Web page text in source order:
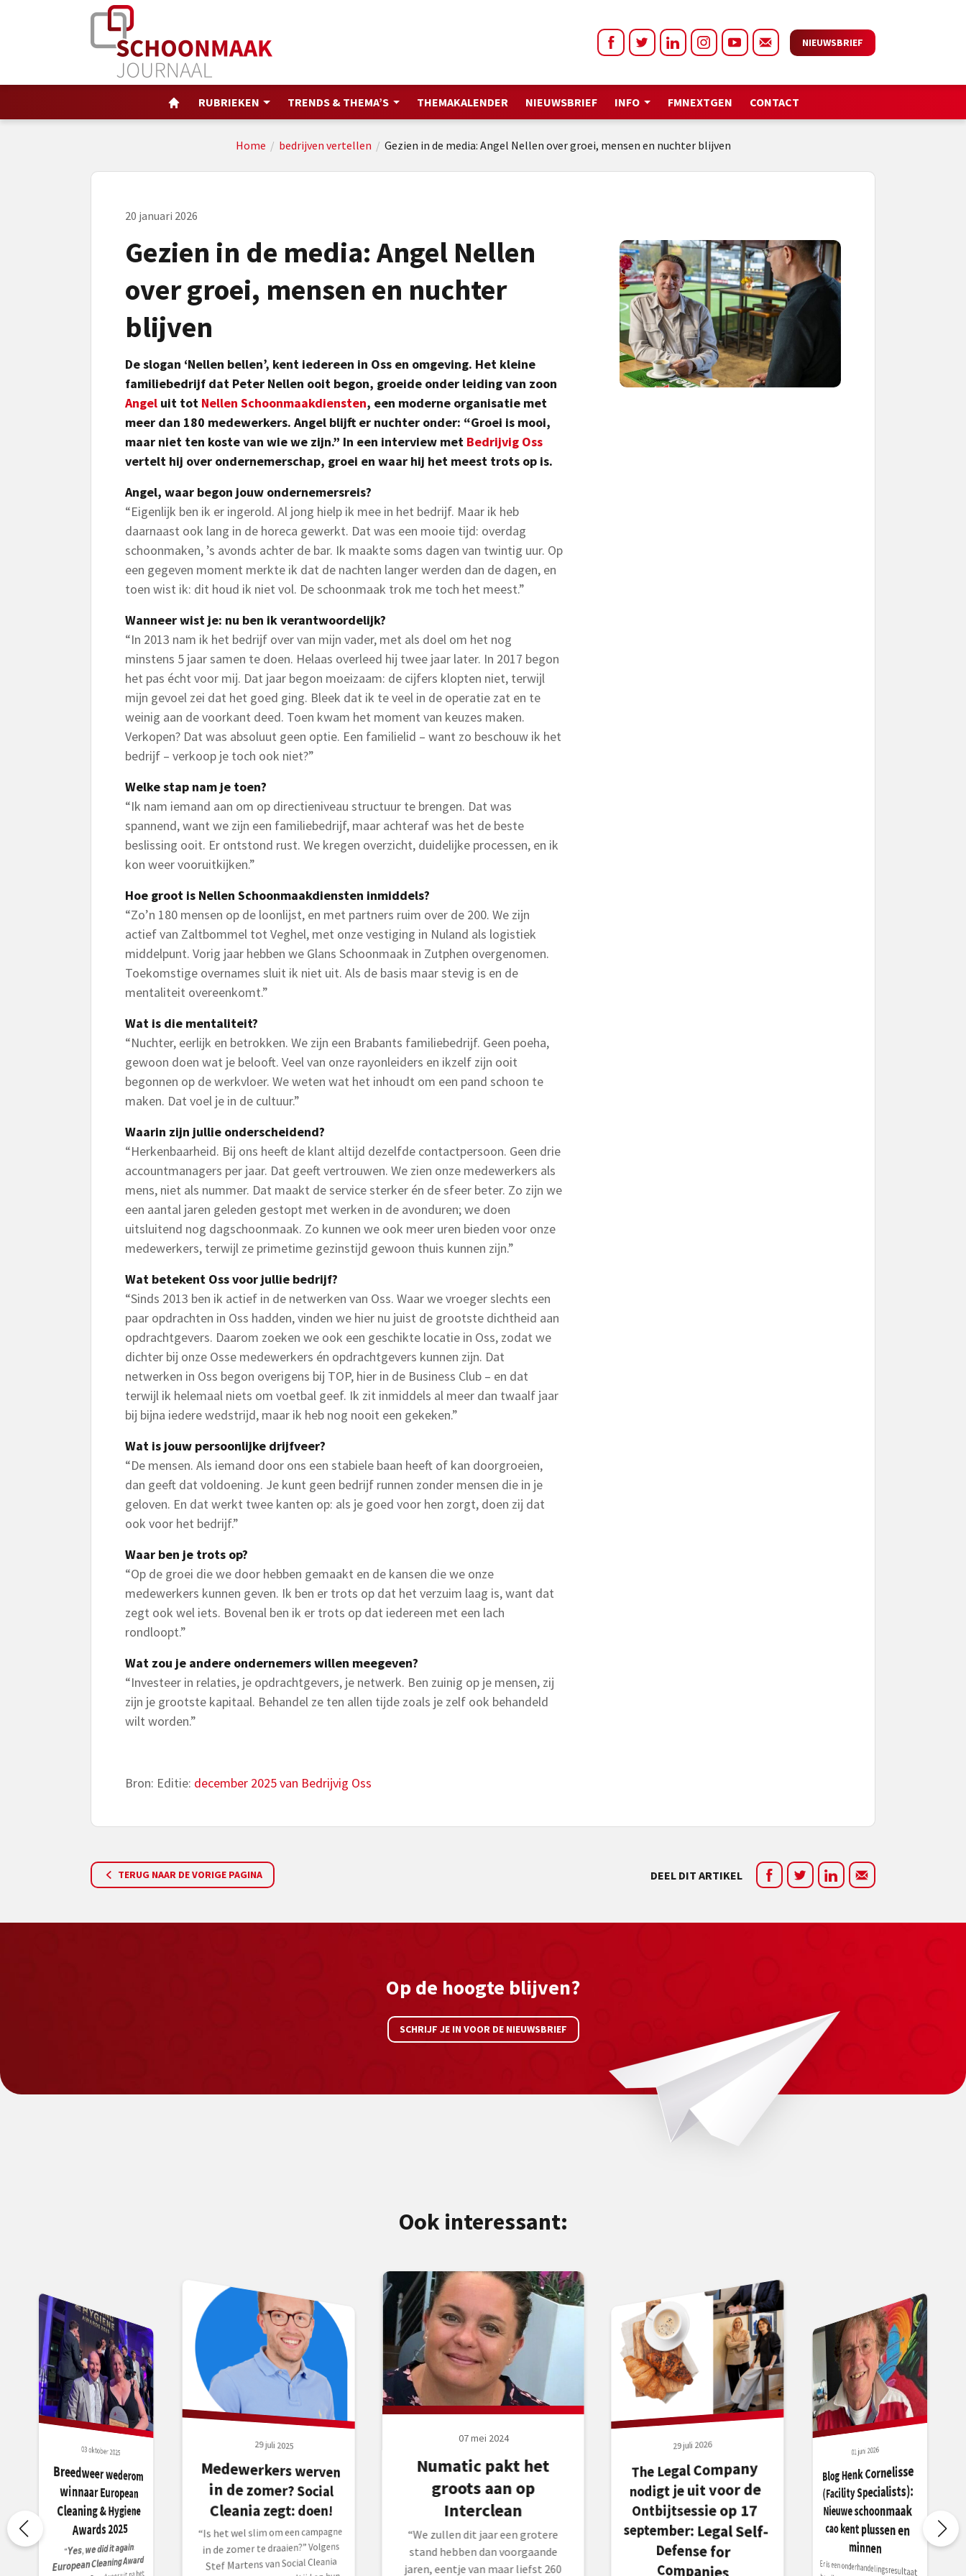
NIEUWSBRIEF
RUBRIEKEN TRENDS & THEMA’S THEMAKALENDER NIEUWSBRIEF INFO FMNEXTGEN CONTACT
Home / bedrijven vertellen / Gezien in de media: Angel Nellen over groei, mensen en nuchter blijven
20 januari 2026
Gezien in de media: Angel Nellen
over groei, mensen en nuchter
blijven
De slogan ‘Nellen bellen’, kent iedereen in Oss en omgeving. Het kleine
familiebedrijf dat Peter Nellen ooit begon, groeide onder leiding van zoon
Angel uit tot Nellen Schoonmaakdiensten, een moderne organisatie met
meer dan 180 medewerkers. Angel blijft er nuchter onder: “Groei is mooi,
maar niet ten koste van wie we zijn.” In een interview met Bedrijvig Oss
vertelt hij over ondernemerschap, groei en waar hij het meest trots op is.
Angel, waar begon jouw ondernemersreis?
“Eigenlijk ben ik er ingerold. Al jong hielp ik mee in het bedrijf. Maar ik heb
daarnaast ook lang in de horeca gewerkt. Dat was een mooie tijd: overdag
schoonmaken, ’s avonds achter de bar. Ik maakte soms dagen van twintig uur. Op
een gegeven moment merkte ik dat de nachten langer werden dan de dagen, en
toen wist ik: dit houd ik niet vol. De schoonmaak trok me toch het meest.”
Wanneer wist je: nu ben ik verantwoordelijk?
“In 2013 nam ik het bedrijf over van mijn vader, met als doel om het nog
minstens 5 jaar samen te doen. Helaas overleed hij twee jaar later. In 2017 begon
het pas écht voor mij. Dat jaar begon moeizaam: de cijfers klopten niet, terwijl
mijn gevoel zei dat het goed ging. Bleek dat ik te veel in de operatie zat en te
weinig aan de voorkant deed. Toen kwam het moment van keuzes maken.
Verkopen? Dat was absoluut geen optie. Een familielid – want zo beschouw ik het
bedrijf – verkoop je toch ook niet?”
Welke stap nam je toen?
“Ik nam iemand aan om op directieniveau structuur te brengen. Dat was
spannend, want we zijn een familiebedrijf, maar achteraf was het de beste
beslissing ooit. Er ontstond rust. We kregen overzicht, duidelijke processen, en ik
kon weer vooruitkijken.”
Hoe groot is Nellen Schoonmaakdiensten inmiddels?
“Zo’n 180 mensen op de loonlijst, en met partners ruim over de 200. We zijn
actief van Zaltbommel tot Veghel, met onze vestiging in Nuland als logistiek
middelpunt. Vorig jaar hebben we Glans Schoonmaak in Zutphen overgenomen.
Toekomstige overnames sluit ik niet uit. Als de basis maar stevig is en de
mentaliteit overeenkomt.”
Wat is die mentaliteit?
“Nuchter, eerlijk en betrokken. We zijn een Brabants familiebedrijf. Geen poeha,
gewoon doen wat je belooft. Veel van onze rayonleiders en ikzelf zijn ooit
begonnen op de werkvloer. We weten wat het inhoudt om een pand schoon te
maken. Dat voel je in de cultuur.”
Waarin zijn jullie onderscheidend?
“Herkenbaarheid. Bij ons heeft de klant altijd dezelfde contactpersoon. Geen drie
accountmanagers per jaar. Dat geeft vertrouwen. We zien onze medewerkers als
mens, niet als nummer. Dat maakt de service sterker én de sfeer beter. Zo zijn we
een aantal jaren geleden gestopt met werken in de avonduren; we doen
uitsluitend nog dagschoonmaak. Zo kunnen we ook meer uren bieden voor onze
medewerkers, terwijl ze primetime gezinstijd gewoon thuis kunnen zijn.”
Wat betekent Oss voor jullie bedrijf?
“Sinds 2013 ben ik actief in de netwerken van Oss. Waar we vroeger slechts een
paar opdrachten in Oss hadden, vinden we hier nu juist de grootste dichtheid aan
opdrachtgevers. Daarom zoeken we ook een geschikte locatie in Oss, zodat we
dichter bij onze Osse medewerkers én opdrachtgevers kunnen zijn. Dat
netwerken in Oss begon overigens bij TOP, hier in de Business Club – en dat
terwijl ik helemaal niets om voetbal geef. Ik zit inmiddels al meer dan twaalf jaar
bij bijna iedere wedstrijd, maar ik heb nog nooit een gekeken.”
Wat is jouw persoonlijke drijfveer?
“De mensen. Als iemand door ons een stabiele baan heeft of kan doorgroeien,
dan geeft dat voldoening. Je kunt geen bedrijf runnen zonder mensen die in je
geloven. En dat werkt twee kanten op: als je goed voor hen zorgt, doen zij dat
ook voor het bedrijf.”
Waar ben je trots op?
“Op de groei die we door hebben gemaakt en de kansen die we onze
medewerkers kunnen geven. Ik ben er trots op dat het verzuim laag is, want dat
zegt ook wel iets. Bovenal ben ik er trots op dat iedereen met een lach
rondloopt.”
Wat zou je andere ondernemers willen meegeven?
“Investeer in relaties, je opdrachtgevers, je netwerk. Ben zuinig op je mensen, zij
zijn je grootste kapitaal. Behandel ze ten allen tijde zoals je zelf ook behandeld
wilt worden.”
Bron: Editie: december 2025 van Bedrijvig Oss
TERUG NAAR DE VORIGE PAGINA DEEL DIT ARTIKEL
Op de hoogte blijven?
SCHRIJF JE IN VOOR DE NIEUWSBRIEF
Ook interessant:
03 oktober 2025
Breedweer wederom
winnaar European
Cleaning & Hygiene
Awards 2025
“𝙔𝙚𝙨, 𝙬𝙚 𝙙𝙞𝙙 𝙞𝙩 𝙖𝙜𝙖𝙞𝙣:
𝙀𝙪𝙧𝙤𝙥𝙚𝙖𝙣 𝘾𝙡𝙚𝙖𝙣𝙞𝙣𝙜 𝘼𝙬𝙖𝙧𝙙
29 juli 2025
Medewerkers werven
in de zomer? Social
Cleania zegt: doen!
“Is het wel slim om een campagne
in de zomer te draaien?” Volgens
Stef Martens van Social Cleania
07 mei 2024
Numatic pakt het
groots aan op
Interclean
“We zullen dit jaar een grotere
stand hebben dan voorgaande
jaren, eentje van maar liefst 260
29 juli 2026
The Legal Company
nodigt je uit voor de
Ontbijtsessie op 17
september: Legal Self-
Defense for
01 juni 2026
Blog Henk Cornelisse
(Facility Specialists):
Nieuwe schoonmaak
cao kent plussen en
minnen
Er is een onderhandelingsresultaat
bereikt aangaande de schoonmaak
cao met een looptijd van 1 juli 2026
tot en met 30 juni 2028. De
aanvankelijke looneis door de